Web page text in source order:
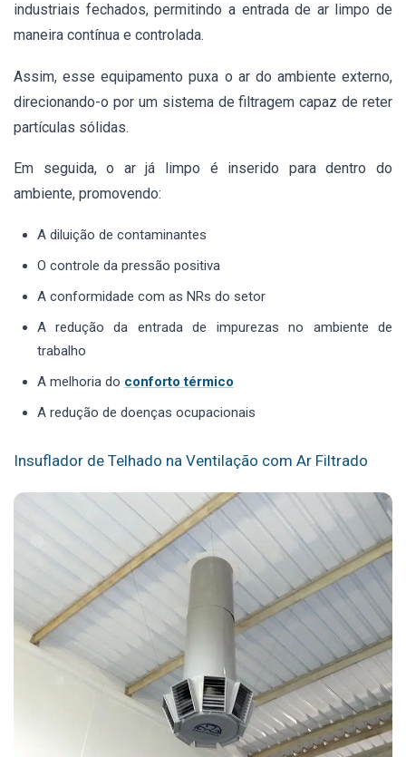
industriais fechados, permitindo a entrada de ar limpo de
maneira contínua e controlada.
Assim, esse equipamento puxa o ar do ambiente externo,
direcionando-o por um sistema de filtragem capaz de reter
partículas sólidas.
Em seguida, o ar já limpo é inserido para dentro do
ambiente, promovendo:
A diluição de contaminantes
O controle da pressão positiva
A conformidade com as NRs do setor
A redução da entrada de impurezas no ambiente de
trabalho
A melhoria do conforto térmico
A redução de doenças ocupacionais
Insuflador de Telhado na Ventilação com Ar Filtrado